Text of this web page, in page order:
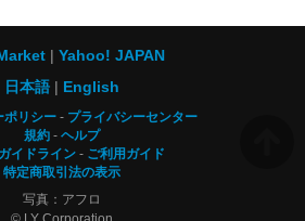
Yahoo! JAPAN
日本語
English
ポリシー
プライバシーセンター
規約
ヘルプ
イドライン
ご利用ガイド
特定商取引法の表示
写真：アフロ